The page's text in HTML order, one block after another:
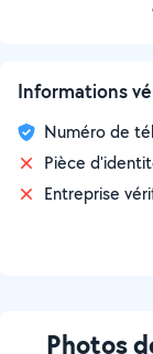
Informations
Numéro de
Pièce
Entreprise
Photos